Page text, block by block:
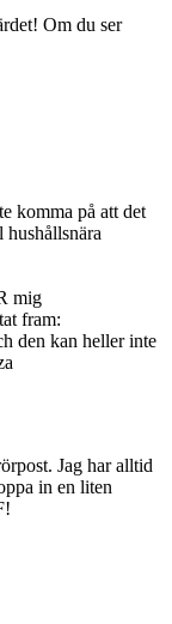
Om du ser
komma på att det
mig
fram:
den kan heller inte
Jag har alltid
in en liten